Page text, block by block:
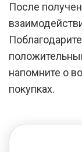
После
напомните о
покупках.